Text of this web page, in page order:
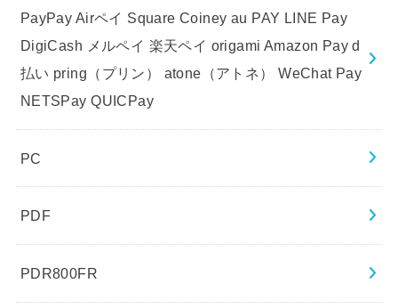
PayPay Airペイ Square Coiney au PAY LINE Pay
DigiCash メルペイ 楽天ペイ origami Amazon Pay d
払い pring（プリン） atone（アトネ） WeChat Pay
NETSPay QUICPay
PC
PDF
PDR800FR